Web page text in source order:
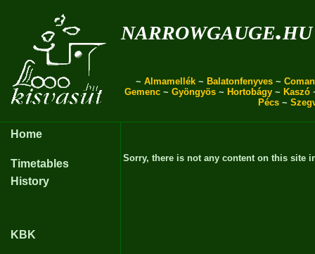
narrowgauge.hu
~ Almamellék ~ Balatonfenyves ~
Gemenc ~ Gyöngyös ~ Hortobágy ~ Kaszó
Pécs ~
Home
Timetables
History
KBK
Sorry, there is not any content on this site